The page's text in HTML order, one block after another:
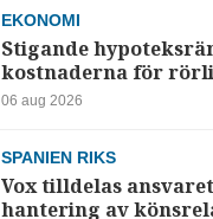
EKONOMI
Stigande
kostnaderna för
06 aug 2026
SPANIEN RIKS
Vox tilldelas
hantering av